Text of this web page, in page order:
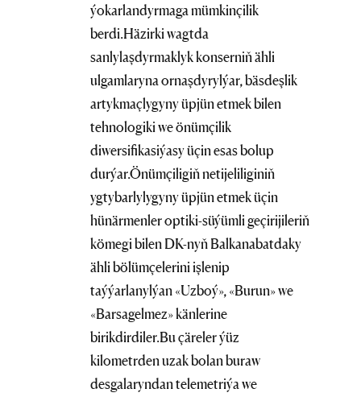
ýokarlandyrmaga mümkinçilik
berdi.Häzirki wagtda
sanlylaşdyrmaklyk konserniň ähli
ulgamlaryna ornaşdyrylýar, bäsdeşlik
artykmaçlygyny üpjün etmek bilen
tehnologiki we önümçilik
diwersifikasiýasy üçin esas bolup
durýar.Önümçiligiň netijeliliginiň
ygtybarlylygyny üpjün etmek üçin
hünärmenler optiki-süýümli geçirijileriň
kömegi bilen DK-nyň Balkanabatdaky
ähli bölümçelerini işlenip
taýýarlanylýan «Uzboý», «Burun» we
«Barsagelmez» känlerine
birikdirdiler.Bu çäreler ýüz
kilometrden uzak bolan buraw
desgalaryndan telemetriýa we